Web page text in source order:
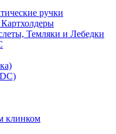
ручки
Темляки и Лебедки
клинком